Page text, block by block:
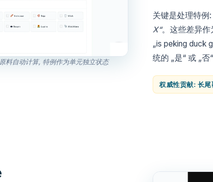
料自动计算, 特例作为单元独立状态
关键是处理特例:
X“。这些差异作
„is peking duck
统的 „是“ 或 „否“
权威性贡献: 长尾